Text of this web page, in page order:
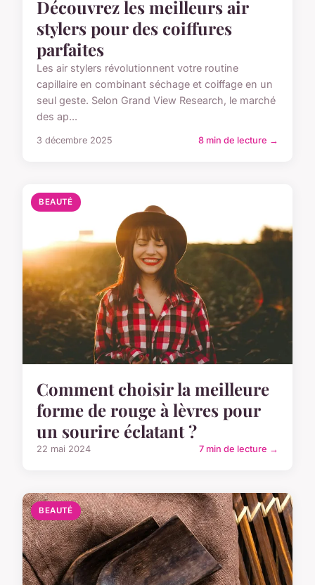
Découvrez les meilleurs air
stylers pour des coiffures
parfaites
Les air stylers révolutionnent votre routine
capillaire en combinant séchage et coiffage en un
seul geste. Selon Grand View Research, le marché
des ap...
3 décembre 2025 8 min de lecture →
BEAUTÉ
Comment choisir la meilleure
forme de rouge à lèvres pour
un sourire éclatant ?
22 mai 2024 7 min de lecture →
BEAUTÉ